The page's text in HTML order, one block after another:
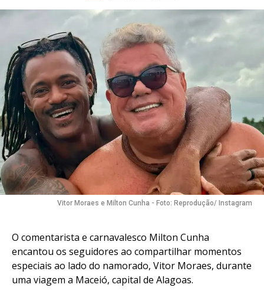
Vitor Moraes e Milton Cunha - Foto: Reprodução/ Instagram
O comentarista e carnavalesco Milton Cunha
encantou os seguidores ao compartilhar momentos
especiais ao lado do namorado, Vitor Moraes, durante
uma viagem a Maceió, capital de Alagoas.